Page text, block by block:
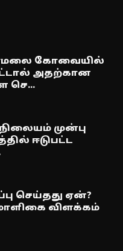
கோவையில்
அதற்கான
செ...
முன்பு
ஈடுபட்ட
செய்தது ஏன்?
விளக்கம்